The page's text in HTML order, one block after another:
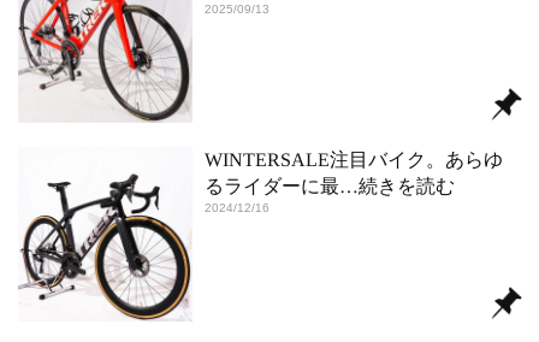
2025/09/13
WINTERSALE注目バイク。あらゆ
るライダーに最…続きを読む
2024/12/16